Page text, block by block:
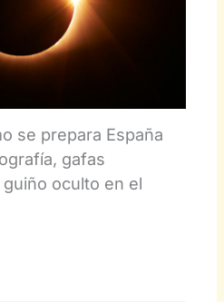
se prepara España
gafas
oculto en el